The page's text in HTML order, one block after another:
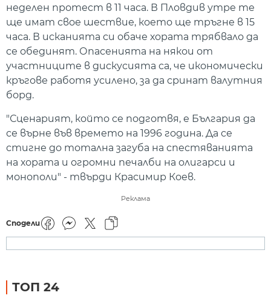
неделен протест в 11 часа. В Пловдив утре те
ще имат свое шествие, което ще тръгне в 15
часа. В исканията си обаче хората трябвало да
се обединят. Опасенията на някои от
участниците в дискусията са, че икономически
кръгове работя усилено, за да сринат валутния
борд.
"Сценарият, който се подготвя, е България да
се върне във времето на 1996 година. Да се
стигне до тотална загуба на спестяванията
на хората и огромни печалби на олигарси и
монополи" - твърди Красимир Коев.
Реклама
Сподели
ТОП 24